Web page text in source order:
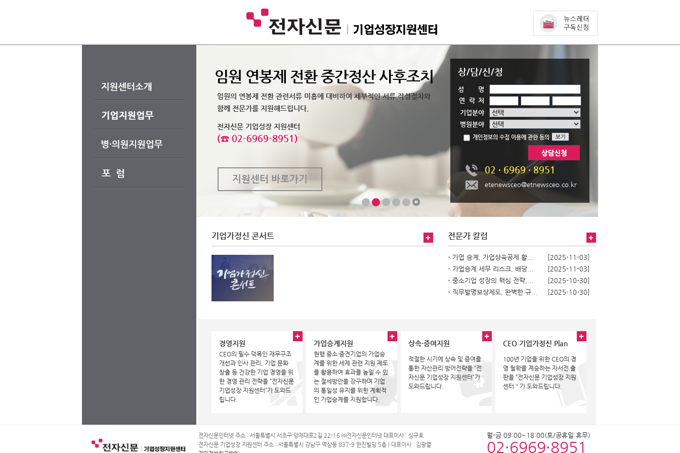
임원 연봉제 전환 중간정산 사후조치
임원의 연봉제 전환 관련서류 미흡에 대비하여 세부적인 서류 작성절차와
함께 전문가를 지원해드립니다.
전자신문 기업성장 지원센터
(☎ 02-6969-8951)
지원센터 바로가기
기업가정신 콘서트
상/담/신/청
성 명
연 락 처
기업분야
병원분야
개인정보의 수집 이용에 관한 동의
기
02 · 6969 · 8951
etenewsceo@etnewsceo.co.kr
전문가 칼럼
- 가업 승계, 가업상속공제 활...
- 가업승계 세무 리스크, 배당...
- 중소기업 성장의 핵심 전략,...
- 직무발명보상제도, 완벽한 규...
[2025-11-03]
[2025-11-03]
[2025-10-30]
[2025-10-30]
경영지원
CEO의 필수 덕목인 재무구조
개선과 인사 관리, 기업 문화
창출 등 건강한 기업 경영을 위
한 경영 관리 전략을 “전자신문
기업성장 지원센터”가 도와드
립니다.
가업승계지원
현행 중소·중견기업의 가업승
계를 위한 세제 관련 지원 제도
를 활용하여 효과를 높일 수 있
는 절세방안을 강구하며 기업
의 통일성 유지를 위한 계획적
인 가업승계를 지원합니다.
상속·증여지원
적절한 시기에 상속 및 증여를
통한 자산관리 방어전략을 “전
자신문 기업성장 지원센터”가
도와드립니다.
CEO 기업가정신 Plan
100년 기업을 위한 CEO의 경
영 철학을 계승하는 자서전 출
판을 “전자신문 기업성장 지원
센터＂가 도와드립니다.
전자신문인터넷 주소 : 서울특별시 서초구 양재대로2길 22-16 ㈜전자신문인터넷 대표이사 : 심규호
전자신문 기업성장 지원센터 주소 : 서울특별시 강남구 역삼동 837-9 한진빌딩 5층 | 대표이사 : 김광열
월-금 09:00~18:00(토/공휴일 휴무)
02·6969·8951